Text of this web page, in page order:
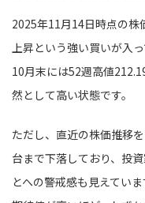
2025年11月14日時点の株
上昇という強い買いが入っ
10月末には52週高値
然として高い状態です。
ただし、直近の株価推移
台まで下落しており、投
とへの警戒感も見えていま